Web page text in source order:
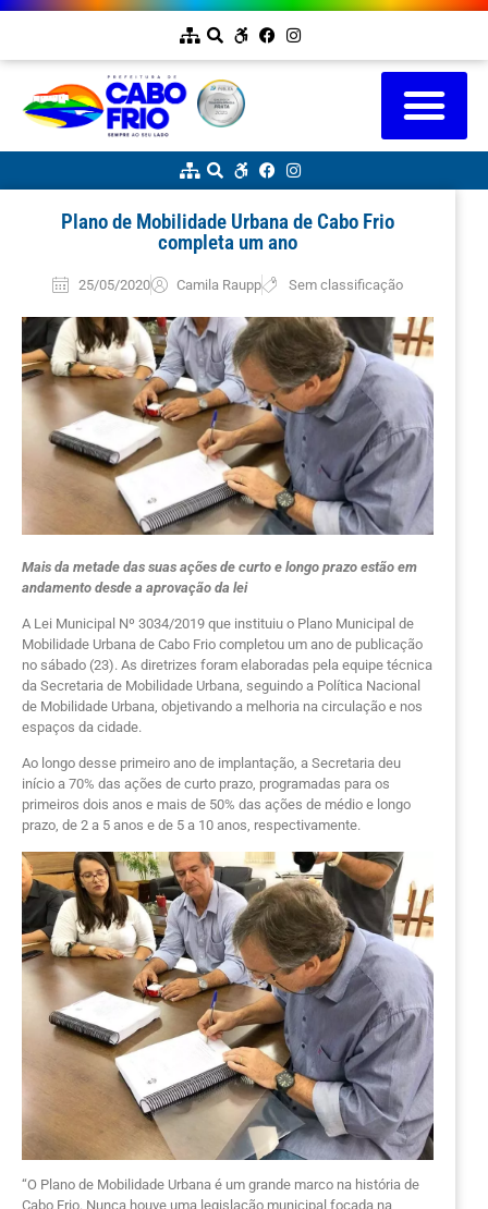
Plano de Mobilidade Urbana de Cabo Frio
completa um ano
25/05/2020 Camila Raupp Sem classificação
Mais da metade das suas ações de curto e longo prazo estão em
andamento desde a aprovação da lei
A Lei Municipal Nº 3034/2019 que instituiu o Plano Municipal de
Mobilidade Urbana de Cabo Frio completou um ano de publicação
no sábado (23). As diretrizes foram elaboradas pela equipe técnica
da Secretaria de Mobilidade Urbana, seguindo a Política Nacional
de Mobilidade Urbana, objetivando a melhoria na circulação e nos
espaços da cidade.
Ao longo desse primeiro ano de implantação, a Secretaria deu
início a 70% das ações de curto prazo, programadas para os
primeiros dois anos e mais de 50% das ações de médio e longo
prazo, de 2 a 5 anos e de 5 a 10 anos, respectivamente.
“O Plano de Mobilidade Urbana é um grande marco na história de
Cabo Frio. Nunca houve uma legislação municipal focada na